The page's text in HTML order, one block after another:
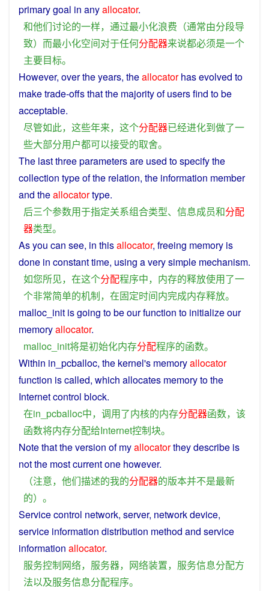
primarygoal in anyallocator.
和他们讨论的一样， 通过最小化浪费 （通常由分段导
致） 而最小化空间对于任何分配器来说都必须是一个
主要目标。
However, overtheyears, theallocator hasevolved to
maketrade-offs that the majorityofusersfind tobe
acceptable.
尽管如此， 这些年来， 这个分配器已经进化到做了一
些大部分用户都可以接受的取舍。
The lastthreeparametersare used tospecifythe
collection typeof the relation, the information member
and theallocatortype.
后三个参数用于指定关系组合类型、 信息成员和分配
器类型。
Asyou can see, in thisallocator, freeing memory is
done in constanttime, using averysimple mechanism.
如您所见， 在这个分配程序中， 内存的释放使用了一
个非常简单的机制， 在固定时间内完成内存释放。
malloc_init isgoing to be ourfunction to initializeour
memoryallocator.
malloc_init将是初始化内存分配程序的函数。
Within in_pcballoc, the kernel's memoryallocator
function iscalled, which allocates memorytothe
Internetcontrol block.
在in_pcballoc中， 调用了内核的内存分配器函数， 该
函数将内存分配给Internet控制块。
Notethattheversion of myallocatortheydescribe is
notthe mostcurrentone however.
（注意， 他们描述的我的分配器的版本并不是最新
的）。
Servicecontrol network, server, networkdevice,
service information distribution method and service
information allocator.
服务控制网络， 服务器， 网络装置， 服务信息分配方
法以及服务信息分配程序。